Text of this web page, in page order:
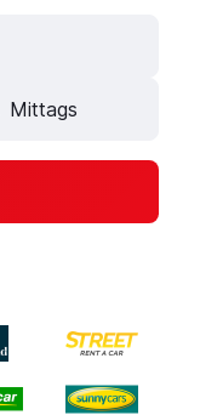
Mittags